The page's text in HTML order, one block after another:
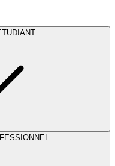
PARCOURS ÉTUDIANT
PARCOURS PROFESSIONNEL